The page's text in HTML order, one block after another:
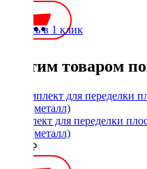
Купить в 1 клик
С этим товаром
Комплект для переделки
1Din (металл)
1900 ₽